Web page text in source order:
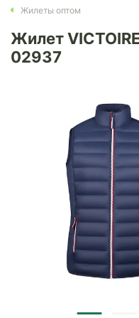
Жилеты оптом
Жилет
02937